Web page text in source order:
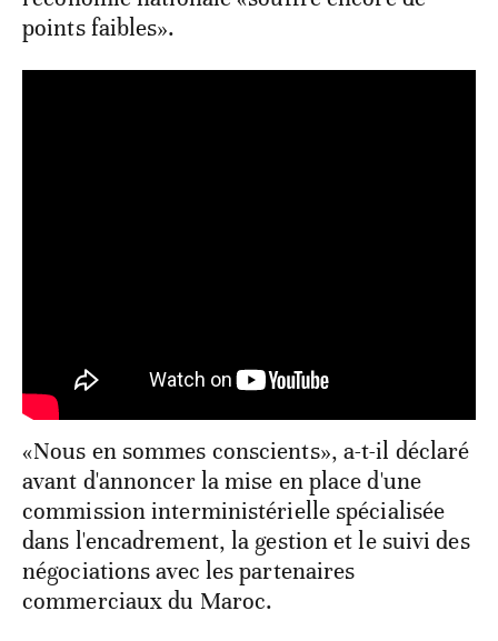
points faibles».
«Nous en sommes conscients», a-t-il déclaré
avant d'annoncer la mise en place d'une
commission interministérielle spécialisée
dans l'encadrement, la gestion et le suivi des
négociations avec les partenaires
commerciaux du Maroc.